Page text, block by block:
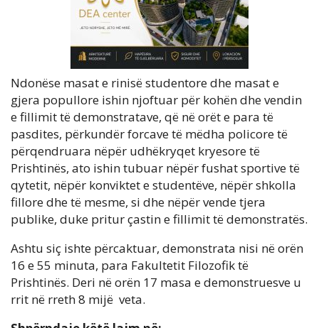
Ndonëse masat e rinisë studentore dhe masat e
gjera popullore ishin njoftuar për kohën dhe vendin
e fillimit të demonstratave, që në orët e para të
pasdites, përkundër forcave të mëdha policore të
përqendruara nëpër udhëkryqet kryesore të
Prishtinës, ato ishin tubuar nëpër fushat sportive të
qytetit, nëpër konviktet e studentëve, nëpër shkolla
fillore dhe të mesme, si dhe nëpër vende tjera
publike, duke pritur çastin e fillimit të demonstratës.
Ashtu siç ishte përcaktuar, demonstrata nisi në orën
16 e 55 minuta, para Fakultetit Filozofik të
Prishtinës. Deri në orën 17 masa e demonstruesve u
rrit në rreth 8 mijë veta.